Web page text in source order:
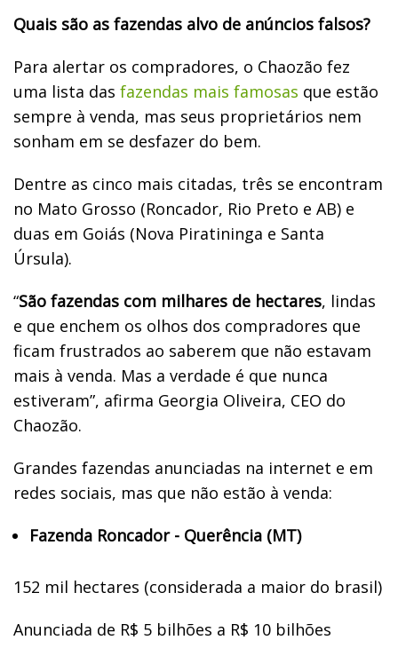
Quais são as fazendas alvo de anúncios falsos?
Para alertar os compradores, o Chaozão fez
uma lista das fazendas mais famosas que estão
sempre à venda, mas seus proprietários nem
sonham em se desfazer do bem.
Dentre as cinco mais citadas, três se encontram
no Mato Grosso (Roncador, Rio Preto e AB) e
duas em Goiás (Nova Piratininga e Santa
Úrsula).
“São fazendas com milhares de hectares, lindas
e que enchem os olhos dos compradores que
ficam frustrados ao saberem que não estavam
mais à venda. Mas a verdade é que nunca
estiveram”, afirma Georgia Oliveira, CEO do
Chaozão.
Grandes fazendas anunciadas na internet e em
redes sociais, mas que não estão à venda:
Fazenda Roncador - Querência (MT)
152 mil hectares (considerada a maior do brasil)
Anunciada de R$ 5 bilhões a R$ 10 bilhões